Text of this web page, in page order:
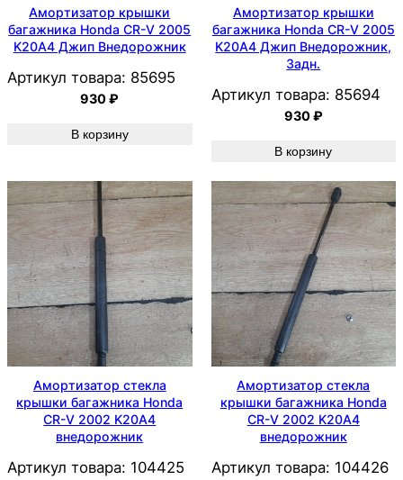
Амортизатор крышки
багажника Honda CR-V 2005
K20A4 Джип Внедорожник
Артикул товара: 85695
930₽
В корзину
Амортизатор крышки
багажника Honda CR-V 2005
K20A4 Джип Внедорожник,
Задн.
Артикул товара: 85694
930₽
В корзину
Амортизатор стекла
крышки багажника Honda
CR-V 2002 K20A4
внедорожник
Артикул товара: 104425
Амортизатор стекла
крышки багажника Honda
CR-V 2002 K20A4
внедорожник
Артикул товара: 104426